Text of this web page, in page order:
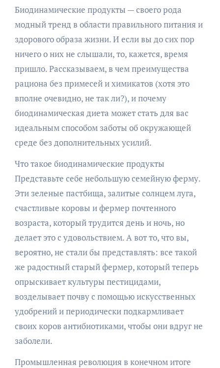
Биодинамические продукты — своего рода
модный тренд в области правильного питания и
здорового образа жизни. И если вы до сих пор
ничего о них не слышали, то, кажется, время
пришло. Рассказываем, в чем преимущества
рациона без примесей и химикатов (хотя это
вполне очевидно, не так ли?), и почему
биодинамическая диета может стать для вас
идеальным способом заботы об окружающей
среде без дополнительных усилий.
Что такое биодинамические продукты
Представьте себе небольшую семейную ферму.
Эти зеленые пастбища, залитые солнцем луга,
счастливые коровы и фермер почтенного
возраста, который трудится день и ночь, но
делает это с удовольствием. А вот то, что вы,
вероятно, не стали бы представлять: все такой
же радостный старый фермер, который теперь
опрыскивает культуры пестицидами,
возделывает почву с помощью искусственных
удобрений и периодически подкармливает
своих коров антибиотиками, чтобы они вдруг не
заболели.
Промышленная революция в конечном итоге